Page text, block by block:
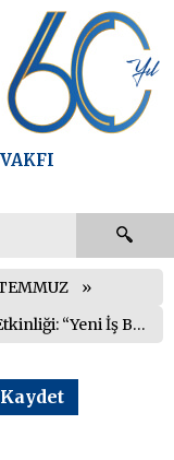
Match4Industry İkili İş Görüşmeleri Etkinliği: “Yeni İş Birlikleri – Yeni Ufuklar” “Yeni Kapılar – Yeni Fırsatlar” 15 - 16 Ekim 2015